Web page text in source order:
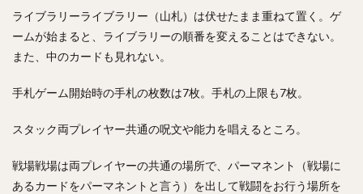
ライブラリーライブラリー（山札）は伏せたまま重ねて置く。ゲ
ームが始まると、ライブラリーの順番を変えることはできない。
また、中のカードも見れない。
手札ゲーム開始時の手札の枚数は7枚。手札の上限も7枚。
スタック両プレイヤー共通の呪文や能力を唱えるところ。
戦場戦場は両プレイヤーの共通の場所で、パーマネント（戦場に
あるカードをパーマネントと言う）を出して戦闘をお行う場所を